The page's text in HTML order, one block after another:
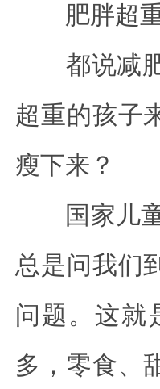
肥胖超重
都说减肥
超重的孩子
瘦下来？
国家儿童
总是问我们
问题。这就
多，零食、